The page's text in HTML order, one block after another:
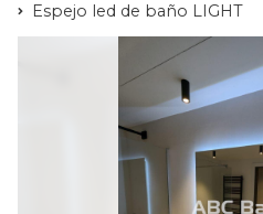
Espejo led de baño LIGHT